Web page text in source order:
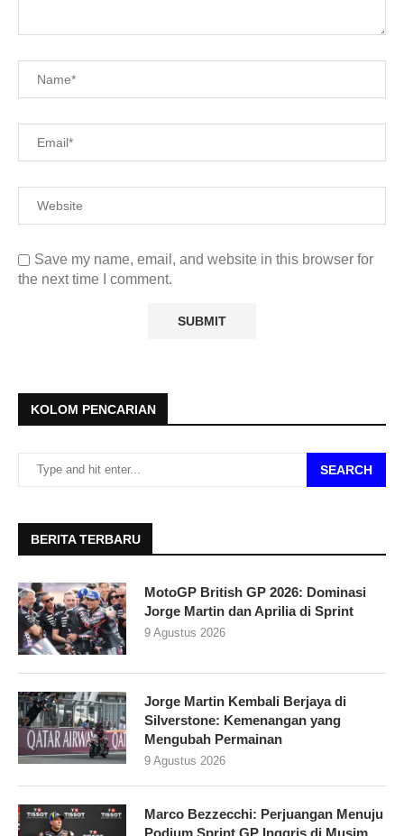
Save my name, email, and website in this browser for
the next time I comment.
KOLOM PENCARIAN
SEARCH
BERITA TERBARU
MotoGP British GP 2026: Dominasi
Jorge Martin dan Aprilia di Sprint
9 Agustus 2026
Jorge Martin Kembali Berjaya di
Silverstone: Kemenangan yang
Mengubah Permainan
9 Agustus 2026
Marco Bezzecchi: Perjuangan Menuju
Podium Sprint GP Inggris di Musim